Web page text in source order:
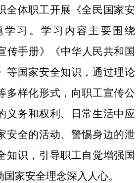
全体职工开展《全民国家安
学习。学习内容主要围绕
传手册》《中华人民共和国
等国家安全知识，通过理论
多样化形式，向职工宣传公
义务和权利、日常生活中应
安全的活动、警惕身边的泄
知识，引导职工自觉增强国
家安全理念深入人心。